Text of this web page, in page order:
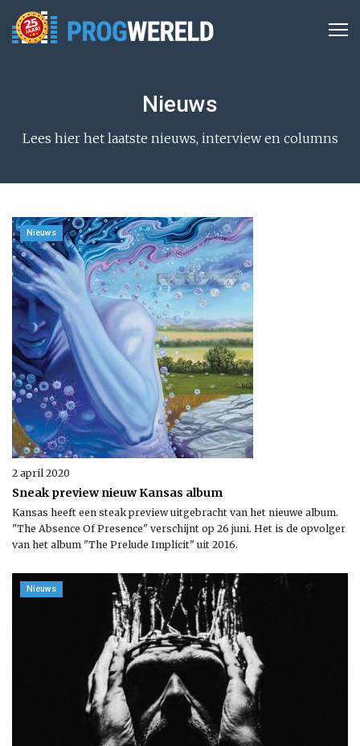
Nieuws
Lees hier het laatste nieuws, interview en columns
Nieuws
2 april 2020
Sneak preview nieuw Kansas album
Kansas heeft een steak preview uitgebracht van het nieuwe album.
"The Absence Of Presence" verschijnt op 26 juni. Het is de opvolger
van het album "The Prelude Implicit" uit 2016.
Nieuws